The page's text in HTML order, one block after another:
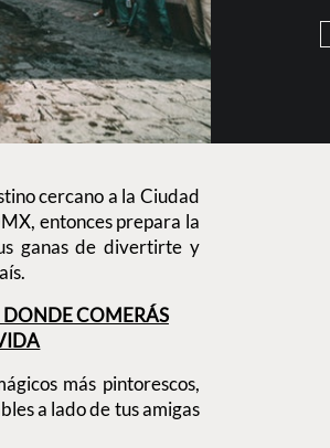
cercano a la Ciudad
entonces prepara la
ganas de divertirte y
DONDE COMERÁS
más pintorescos,
a lado de tus amigas